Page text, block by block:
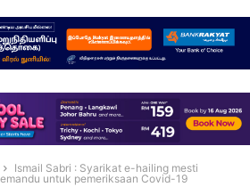
Ismail Sabri : Syarikat e-hailing mesti
untuk pemeriksaan Covid-19